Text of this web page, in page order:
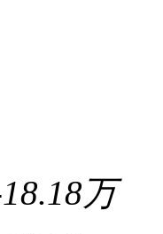
万